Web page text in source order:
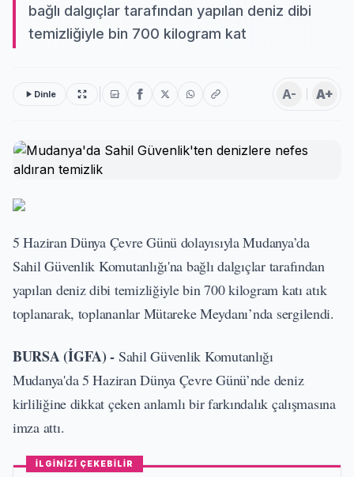
bağlı dalgıçlar tarafından yapılan deniz dibi
temizliğiyle bin 700 kilogram kat
Dinle A- A+
5 Haziran Dünya Çevre Günü dolayısıyla Mudanya’da
Sahil Güvenlik Komutanlığı'na bağlı dalgıçlar tarafından
yapılan deniz dibi temizliğiyle bin 700 kilogram katı atık
toplanarak, toplananlar Mütareke Meydanı’nda sergilendi.
BURSA (İGFA) - Sahil Güvenlik Komutanlığı
Mudanya'da 5 Haziran Dünya Çevre Günü’nde deniz
kirliliğine dikkat çeken anlamlı bir farkındalık çalışmasına
imza attı.
İLGİNİZİ ÇEKEBİLİR